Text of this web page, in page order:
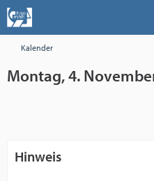
Kalender
Montag, 4.
Hinweis